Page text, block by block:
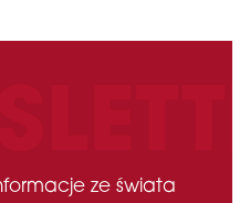
ze świata